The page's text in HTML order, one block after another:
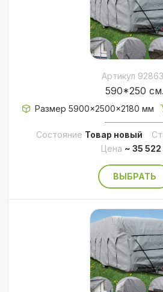
Артикул
590*250 см.
Размер 5900×2500×2180 мм
Состояние Товар новый
Цена ~ 35 522
ВЫБРАТЬ